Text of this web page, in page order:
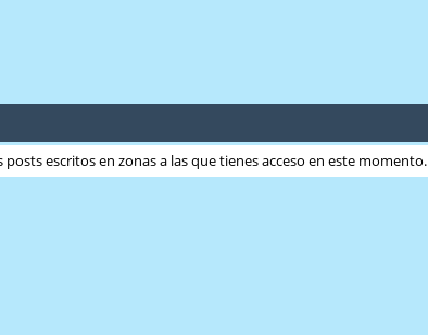
escritos en zonas a las que tienes acceso en este momento.